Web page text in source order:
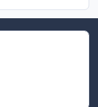
slide
slide